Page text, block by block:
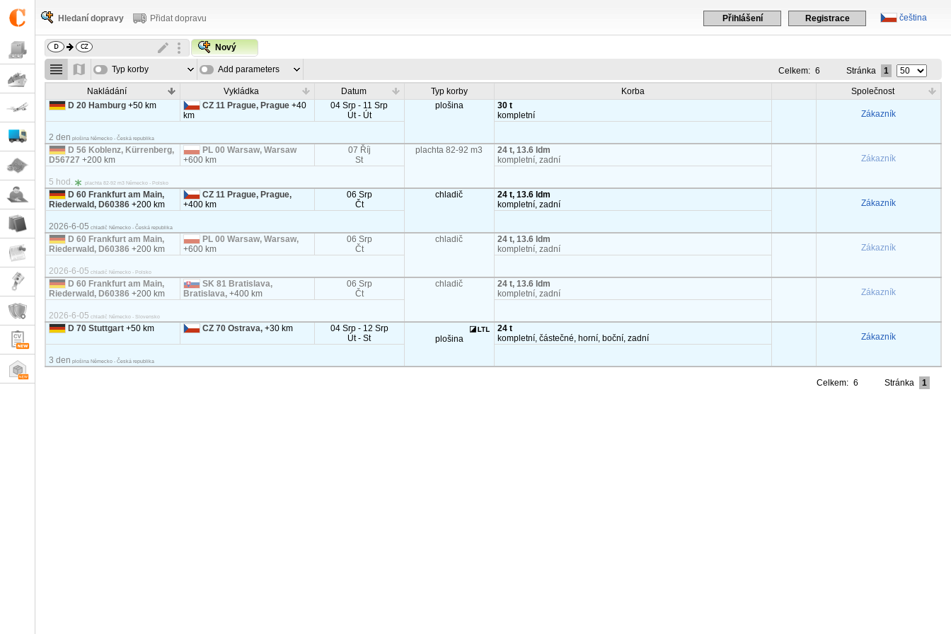
čeština
Přihlášení Registrace
Hledaní dopravy Přidat dopravu
Nový
Typ korby Add parameters Celkem: 6 Stránka 1
Nakládání Vykládka Datum Typ korby Korba
Společnost
D 20 Hamburg +50 km CZ 11 Prague, Prague +40
km
04 Srp - 11 Srp
Út - Út
plošina
30 t
kompletní
Zákazník
2 den plošina Německo - Česká republika
D 56 Koblenz, Kürrenberg,
D56727 +200 km
PL 00 Warsaw, Warsaw
+600 km
07 Říj
St
plachta 82-92 m3
24 t, 13.6 ldm
kompletní, zadní
Zákazník
5 hod. plachta 82-92 m3 Německo - Polsko
D 60 Frankfurt am Main,
Riederwald, D60386 +200 km
CZ 11 Prague, Prague,
+400 km
06 Srp
Čt
chladič
24 t, 13.6 ldm
kompletní, zadní
Zákazník
2026-6-05 chladič Německo - Česká republika
D 60 Frankfurt am Main,
Riederwald, D60386 +200 km
PL 00 Warsaw, Warsaw,
+600 km
06 Srp
Čt
chladič
24 t, 13.6 ldm
kompletní, zadní
Zákazník
2026-6-05 chladič Německo - Polsko
D 60 Frankfurt am Main,
Riederwald, D60386 +200 km
SK 81 Bratislava,
Bratislava, +400 km
06 Srp
Čt
chladič
24 t, 13.6 ldm
kompletní, zadní
Zákazník
2026-6-05 chladič Německo - Slovensko
D 70 Stuttgart +50 km CZ 70 Ostrava, +30 km
04 Srp - 12 Srp
Út - St
plošina
24 t
kompletní, částečné, horní, boční, zadní
Zákazník
3 den plošina Německo - Česká republika
Celkem: 6 Stránka 1